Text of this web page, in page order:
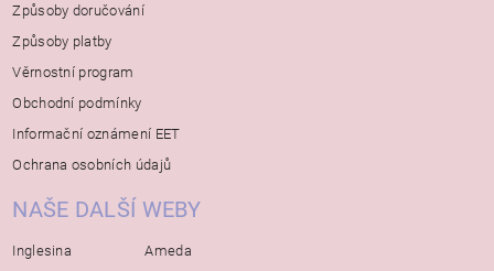
Způsoby doručování
Způsoby platby
Věrnostní program
Obchodní podmínky
Informační oznámení EET
Ochrana osobních údajů
NAŠE DALŠÍ WEBY
Inglesina
Ameda